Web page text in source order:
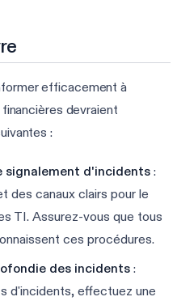
efficacement à
devraient
:
signalement d'incidents :
des canaux clairs pour le
TI. Assurez-vous que tous
ces procédures.
des incidents :
d'incidents, effectuez une